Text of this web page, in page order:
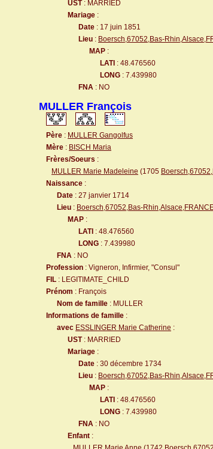
UST: MARRIED
Mariage :
Date : 17 juin 1851
Lieu : Boersch,67052,Bas-
MAP :
LATI : 48.476560
LONG : 7.439980
FNA : NO
MULLER François
Père : MULLER Gangolfus
Mère : BISCH Maria
Frères/Soeurs :
MULLER Marie Madeleine (1705
Naissance :
Date : 27 janvier 1714
Lieu : Boersch,67052,Bas-
MAP :
LATI : 48.476560
LONG : 7.439980
FNA : NO
Profession : Vigneron, Infirmier, "Consul"
FIL : LEGITIMATE_CHILD
Prénom : François
Nom de famille : MULLER
Informations de famille :
avec ESSLINGER Marie Catherine :
UST: MARRIED
Mariage :
Date : 30 décembre 1734
Lieu : Boersch,67052,Bas-
MAP :
LATI : 48.476560
LONG : 7.439980
FNA : NO
Enfant :